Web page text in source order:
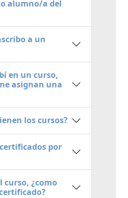
alumno/a del
a un
en un curso,
asignan una
los cursos?
por
curso, ¿como